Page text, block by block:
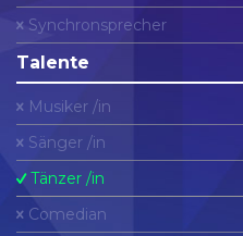
Synchronsprecher
Talente
Musiker /in
Sänger /in
Tänzer /in
Comedian